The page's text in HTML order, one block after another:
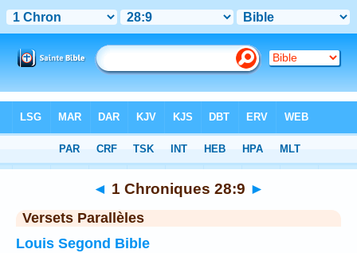
>Chapitre 28 > Verset 9
◄ 1 Chroniques 28:9 ►
Versets Parallèles
Louis Segond Bible